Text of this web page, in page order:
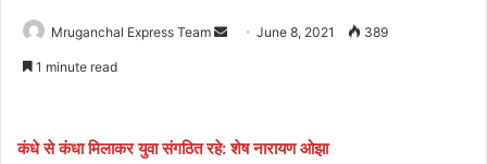
Mruganchal Express Team
Send June 8, 2021 389
1 minute read
कंधे से कंधा मिलाकर युवा संगठित रहे: शेष नारायण ओझा